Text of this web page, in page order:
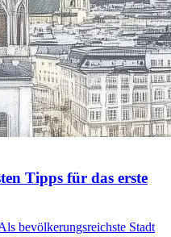
Tipps für das erste
bevölkerungsreichste Stadt